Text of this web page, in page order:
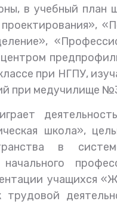
в учебный план
при НГПУ,
при медучилище
школа»,
в
учащихся
трудовой